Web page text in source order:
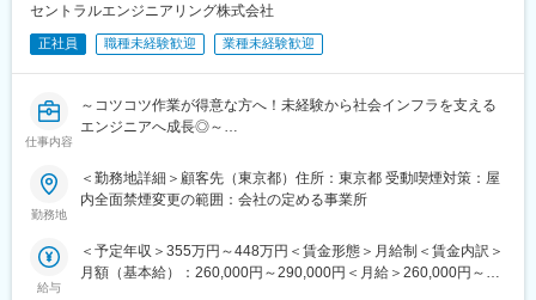
■同社で働くメリット
◇同社は”技術会社を作る”という設立の思いから機械・電気とITに
からこそ、”自社工場向けの社内SE（名古屋からリモート開
発）”や自社アプリのリリースも進め”自社IoT商材”開発職といった
◇ワークライフ…子育てや介護などで時短勤務や残業が出来ない
などの環境に合わせた働き方ができます。残業については、原則
■同社の特徴
セントラルエンジニアリング株式会社
正社員 職種未経験歓迎 業種未経験歓迎
仕事内容
～コツコツ作業が得意な方へ！未経験から社会インフラを支える
エンジニアへ成長◎～
■業務内容：
大手グループの産業システム事業部にて、主に電力会社や鉄道会
社向けに導入されている「遠方監視制御装置」の試験および品質
システムの改良・更新時に、クライアントの仕様通りに動作する
かを各種試験（ソフト・ハード両面）によって検証し、社会イン
勤務地
＜勤務地詳細＞顧客先（東京都）住所：東京都 受動喫煙対策：屋
内全面禁煙変更の範囲：会社の定める事業所
給与
＜予定年収＞355万円～448万円＜賃金形態＞月給制＜賃金内訳＞
月額（基本給）：260,000円～290,000円＜月給＞260,000円～